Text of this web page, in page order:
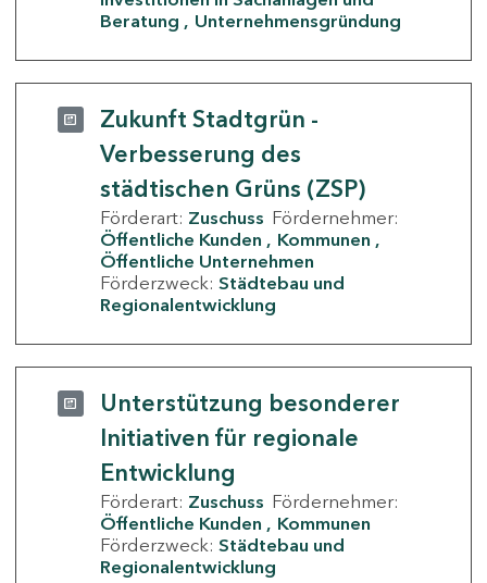
Beratung
Unternehmensgründung
Zukunft Stadtgrün -
Verbesserung des
städtischen Grüns (ZSP)
Förderart: Zuschuss Fördernehmer:
Öffentliche Kunden
Kommunen
Öffentliche Unternehmen
Förderzweck: Städtebau und
Regionalentwicklung
Unterstützung besonderer
Initiativen für regionale
Entwicklung
Förderart: Zuschuss Fördernehmer:
Öffentliche Kunden
Kommunen
Förderzweck: Städtebau und
Regionalentwicklung